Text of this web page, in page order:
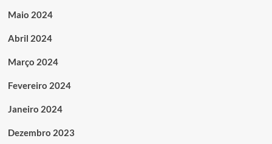
Maio 2024
Abril 2024
Março 2024
Fevereiro 2024
Janeiro 2024
Dezembro 2023